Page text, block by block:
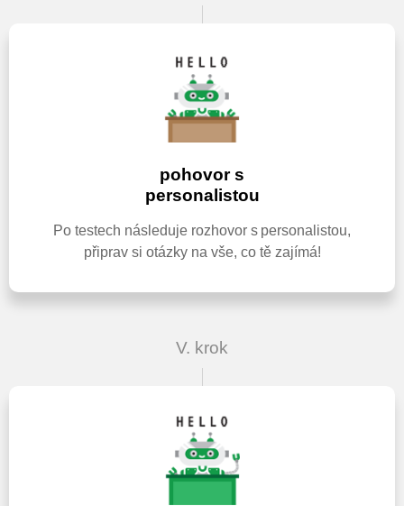
pohovor s
personalistou
Po testech následuje rozhovor s personalistou,
připrav si otázky na vše, co tě zajímá!
V. krok